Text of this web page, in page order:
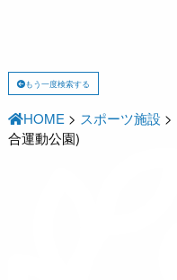
もう一度検索する
HOME > スポーツ施設 >
合運動公園)